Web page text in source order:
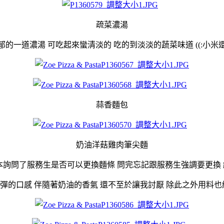
疏菜濃湯
的一道濃湯 可吃起來蠻清淡的 吃的到淡淡的蔬菜味道 ((:小米
蒜香麵包
奶油洋菇雞肉筆尖麵
問了服務生是否可以更換麵條 問完忘記跟服務生強調要更
的口感 伴隨著奶油的香氣 還不至於讓我討厭 除此之外用料